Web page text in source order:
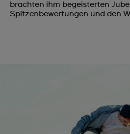
brachten ihm begeisterten
Spitzenbewertungen und den